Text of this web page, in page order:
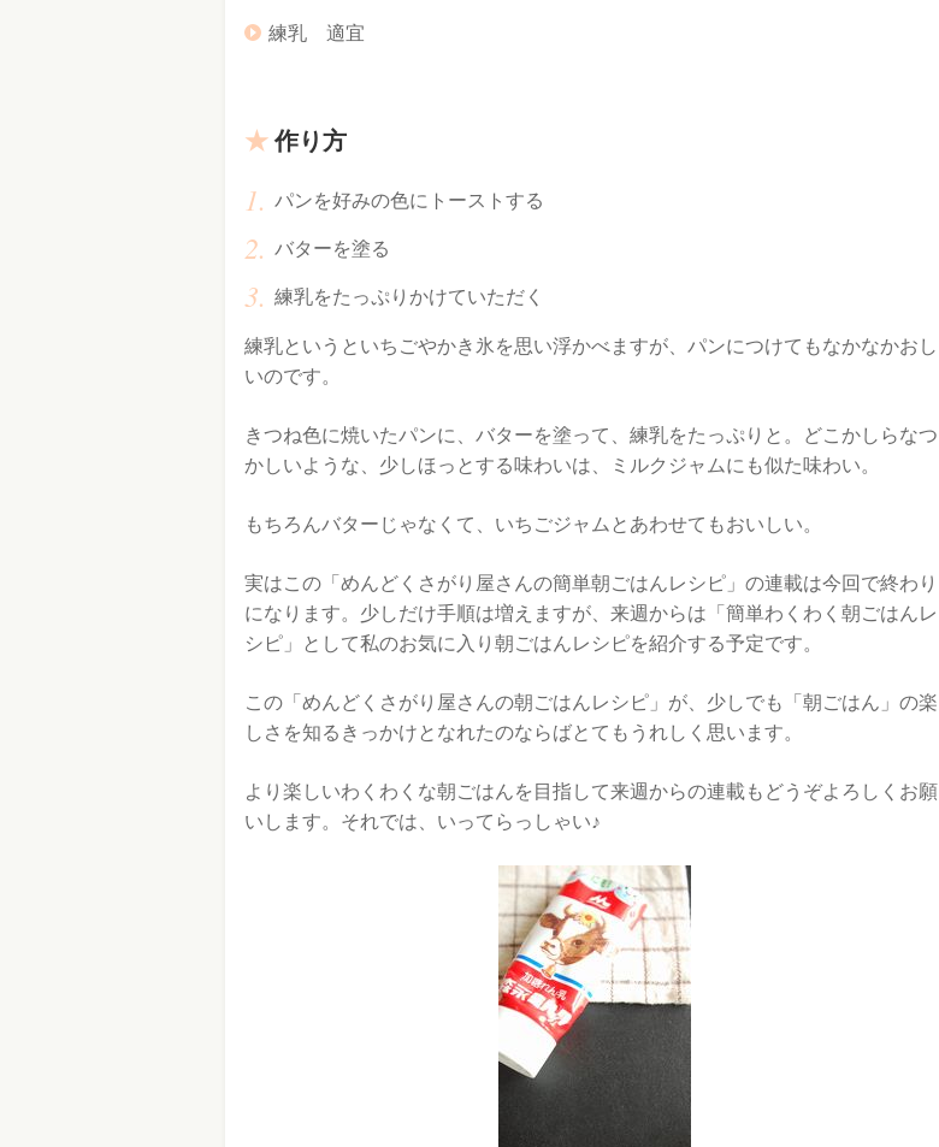
練乳 適宜
作り方
パンを好みの色にトーストする
バターを塗る
練乳をたっぷりかけていただく
練乳というといちごやかき氷を思い浮かべますが、パンにつけてもなかなかおし
いのです。
きつね色に焼いたパンに、バターを塗って、練乳をたっぷりと。どこかしらなつ
かしいような、少しほっとする味わいは、ミルクジャムにも似た味わい。
もちろんバターじゃなくて、いちごジャムとあわせてもおいしい。
実はこの「めんどくさがり屋さんの簡単朝ごはんレシピ」の連載は今回で終わり
になります。少しだけ手順は増えますが、来週からは「簡単わくわく朝ごはんレ
シピ」として私のお気に入り朝ごはんレシピを紹介する予定です。
この「めんどくさがり屋さんの朝ごはんレシピ」が、少しでも「朝ごはん」の楽
しさを知るきっかけとなれたのならばとてもうれしく思います。
より楽しいわくわくな朝ごはんを目指して来週からの連載もどうぞよろしくお願
いします。それでは、いってらっしゃい♪